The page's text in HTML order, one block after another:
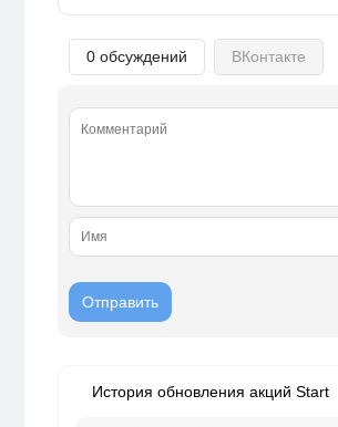
0 обсуждений ВКонтакте
История обновления акций Start